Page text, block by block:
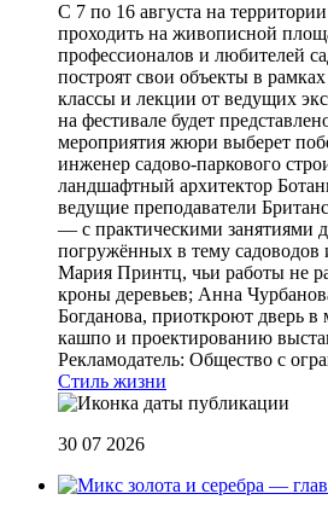
С 7 по 16 августа на
проходить на живописной
профессионалов и любителей
построят свои объекты в
классы и лекции от ведущих
на фестивале будет
мероприятия жюри выберет
инженер садово-паркового
ландшафтный архитектор
ведущие преподаватели
— с практическими занятиями
погружённых в тему садоводов
Мария Принтц, чьи работы не
кроны деревьев; Анна
Богданова, приоткроют дверь
кашпо и проектированию
Рекламодатель: Общество с
Стиль жизни
30 07 2026